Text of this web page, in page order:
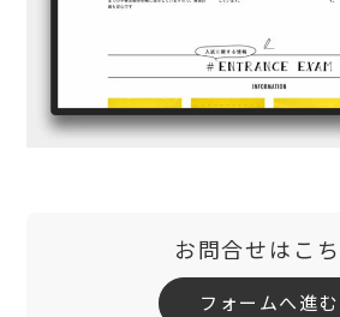
お問合せはこ
フォームへ進む